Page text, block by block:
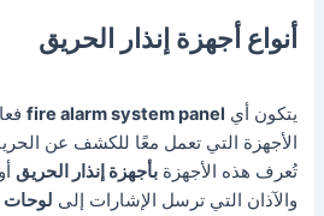
أنواع أجهزة إنذار الحريق
يتكون أي fire alarm system panel
الأجهزة التي تعمل معًا للكشف عن
تُعرف هذه الأجهزةبأجهزة إنذار الحريق
والآذان التي ترسل الإشارات إلى لوحات